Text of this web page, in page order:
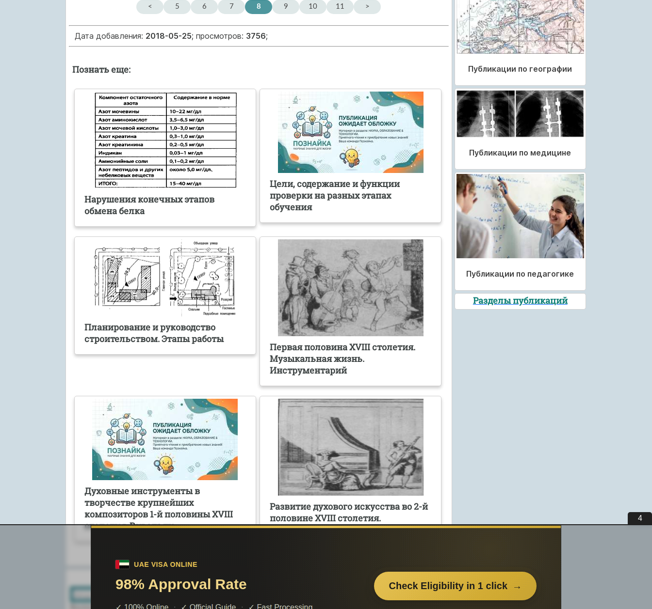
< 5 6 7 8 9 10 11 >
Дата добавления: 2018-05-25; просмотров: 3756;
Познать еще:
Нарушения конечных этапов
обмена белка
Цели, содержание и функции
проверки на разных этапах
обучения
Планирование и руководство
строительством. Этапы работы
Первая половина XVIII столетия.
Музыкальная жизнь.
Инструментарий
Духовные инструменты в
творчестве крупнейших
композиторов 1-й половины XVIII
столетия. Вивальди
Развитие духового искусства во 2-й
половине XVIII столетия.
Музыкальная жизнь.
Публикации по географии
Публикации по медицине
Публикации по педагогике
Разделы публикаций
Поиск по сайту:
Воспользовавшись поиском можно найти нужную
Поделитесь с друзьями:
Считаете данную информацию полезной, добавьте
сайт познайка в закладки и расскажите о нем
3